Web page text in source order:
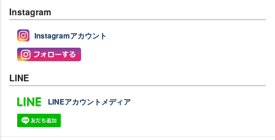
Instagram
Instagramアカウント
LINE
LINEアカウントメディア